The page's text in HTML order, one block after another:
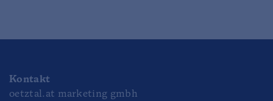
Kontakt
oetztal.at marketing gmbh